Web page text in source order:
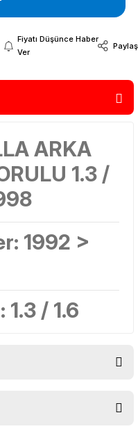
Fiyatı Düşünce Haber
Ver
Paylaş
ARKA
1.3 /
1992 >
1.3 / 1.6